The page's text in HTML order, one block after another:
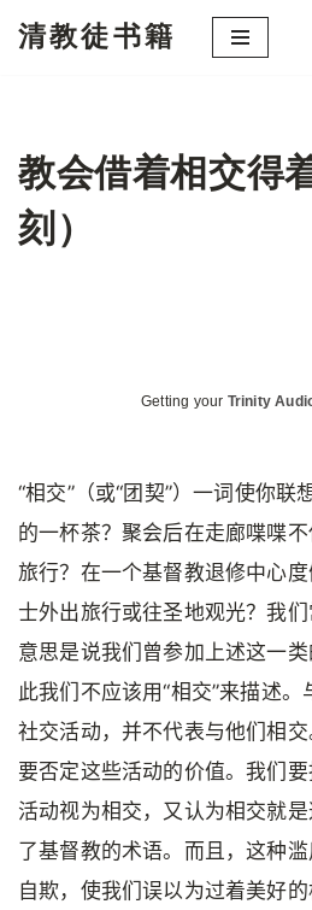
文
清教徒书籍
教会借着相交得
刻）
Getting your Trinity
“相交”（或“团契”）一词使你联
的一杯茶？聚会后在走廊喋喋
旅行？在一个基督教退修中心
士外出旅行或往圣地观光？我
意思是说我们曾参加上述这一
此我们不应该用“相交”来描述
社交活动，并不代表与他们相
要否定这些活动的价值。我们
活动视为相交，又认为相交就
了基督教的术语。而且，这种
自欺，使我们误以为过着美好